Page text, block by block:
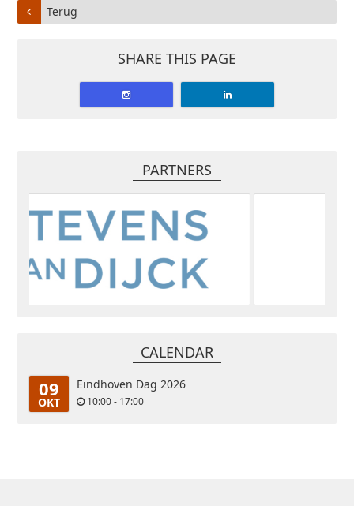
Terug
SHARE THIS PAGE
PARTNERS
CALENDAR
09
OKT
Eindhoven Dag 2026
10:00 - 17:00